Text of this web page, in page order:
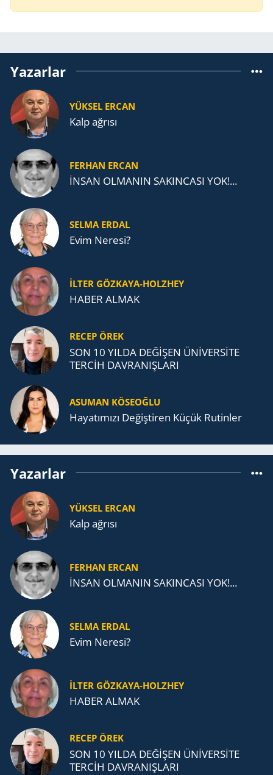
Yazarlar
YÜKSEL ERCAN
Kalp ağrısı
FERHAN ERCAN
İNSAN OLMANIN SAKINCASI YOK!...
SELMA ERDAL
Evim Neresi?
İLTER GÖZKAYA-HOLZHEY
HABER ALMAK
RECEP ÖREK
SON 10 YILDA DEĞİŞEN ÜNİVERSİTE
TERCİH DAVRANIŞLARI
ASUMAN KÖSEOĞLU
Ha­ya­tı­mı­zı De­ğiş­ti­ren Küçük Ru­tin­ler
Yazarlar
YÜKSEL ERCAN
Kalp ağrısı
FERHAN ERCAN
İNSAN OLMANIN SAKINCASI YOK!...
SELMA ERDAL
Evim Neresi?
İLTER GÖZKAYA-HOLZHEY
HABER ALMAK
RECEP ÖREK
SON 10 YILDA DEĞİŞEN ÜNİVERSİTE
TERCİH DAVRANIŞLARI